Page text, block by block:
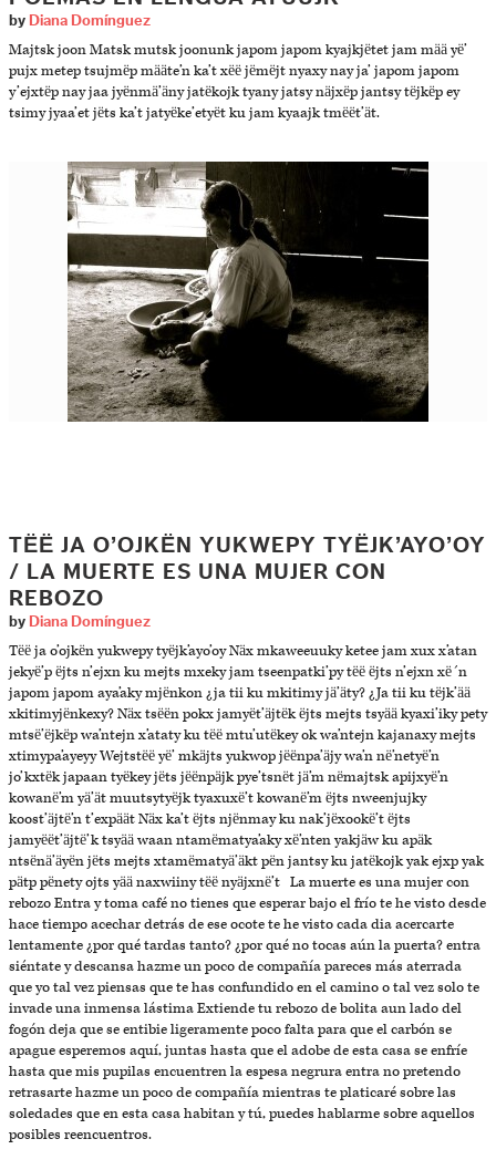
by Diana Domínguez
Majtsk joon Matsk mutsk joonunk japom japom kyajkjëtet jam mää yë’
pujx metep tsujmëp määte’n ka’t xëë jëmëjt nyaxy nay ja’ japom japom
y’ejxtëp nay jaa jyënmä’äny jatëkojk tyany jatsy näjxëp jantsy tëjkëp ey
tsimy jyaa’et jëts ka’t jatyëke’etyët ku jam kyaajk tmëët’ät.
TËË JA O’OJKËN YUKWEPY TYËJK’AYO’OY
/ LA MUERTE ES UNA MUJER CON
REBOZO
by Diana Domínguez
Tëë ja o’ojkën yukwepy tyëjk’ayo’oy Näx mkaweeuuky ketee jam xux x’atan
jekyë’p ëjts n’ejxn ku mejts mxeky jam tseenpatki’py tëë ëjts n’ejxn xë´n
japom japom aya’aky mjënkon ¿ja tii ku mkitimy jä’äty? ¿Ja tii ku tëjk’ää
xkitimyjënkexy? Näx tsëën pokx jamyët’äjtëk ëjts mejts tsyää kyaxi’iky pety
mtsë’ëjkëp wa’ntejn x’ataty ku tëë mtu’utëkey ok wa’ntejn kajanaxy mejts
xtimypa’ayeyy Wejtstëë yë’ mkäjts yukwop jëënpa’äjy wa’n në’netyë’n
jo’kxtëk japaan tyëkey jëts jëënpäjk pye’tsnët jä’m nëmajtsk apijxyë’n
kowanë’m yä’ät muutsytyëjk tyaxuxë’t kowanë’m ëjts nweenjujky
koost’äjtë’n t’expäät Näx ka’t ëjts njënmay ku nak’jëxookë’t ëjts
jamyëët’äjtë’k tsyää waan ntamëmatya’aky xë’nten yakjäw ku apäk
ntsënä’äyën jëts mejts xtamëmatyä’äkt pën jantsy ku jatëkojk yak ejxp yak
pätp pënety ojts yää naxwiiny tëë nyäjxnë’t La muerte es una mujer con
rebozo Entra y toma café no tienes que esperar bajo el frío te he visto desde
hace tiempo acechar detrás de ese ocote te he visto cada dia acercarte
lentamente ¿por qué tardas tanto? ¿por qué no tocas aún la puerta? entra
siéntate y descansa hazme un poco de compañía pareces más aterrada
que yo tal vez piensas que te has confundido en el camino o tal vez solo te
invade una inmensa lástima Extiende tu rebozo de bolita aun lado del
fogón deja que se entibie ligeramente poco falta para que el carbón se
apague esperemos aquí, juntas hasta que el adobe de esta casa se enfríe
hasta que mis pupilas encuentren la espesa negrura entra no pretendo
retrasarte hazme un poco de compañía mientras te platicaré sobre las
soledades que en esta casa habitan y tú, puedes hablarme sobre aquellos
posibles reencuentros.